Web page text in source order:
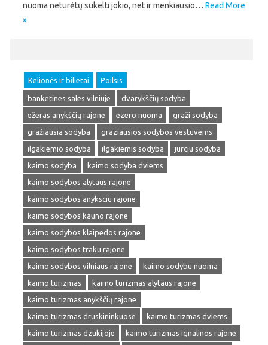
nuoma neturėtų sukelti jokio, net ir menkiausio… Read More
»
Kelionės ir bilietai Poilsis
banketines sales vilniuje
dvarykščių sodyba
ežeras anykščių rajone
ezero nuoma
graži sodyba
gražiausia sodyba
graziausios sodybos vestuvems
ilgakiemio sodyba
ilgakiemis sodyba
jurciu sodyba
kaimo sodyba
kaimo sodyba dviems
kaimo sodybos alytaus rajone
kaimo sodybos anyksciu rajone
kaimo sodybos kauno rajone
kaimo sodybos klaipedos rajone
kaimo sodybos traku rajone
kaimo sodybos vilniaus rajone
kaimo sodybu nuoma
kaimo turizmas
kaimo turizmas alytaus rajone
kaimo turizmas anykščių rajone
kaimo turizmas druskininkuose
kaimo turizmas dviems
kaimo turizmas dzukijoje
kaimo turizmas ignalinos rajone